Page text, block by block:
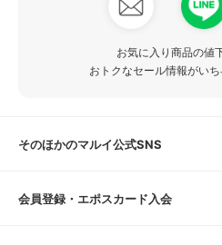
お気に入り商品の値
おトクなセール情報がい
そのほかのマルイ公式SNS
会員登録・エポスカード入会